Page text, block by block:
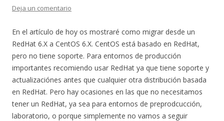
Deja un comentario
En el artículo de hoy os mostraré como migrar desde un
RedHat 6.X a CentOS 6.X. CentOS está basado en RedHat,
pero no tiene soporte. Para entornos de producción
importantes recomiendo usar RedHat ya que tiene soporte y
actualizaciónes antes que cualquier otra distribución basada
en RedHat. Pero hay ocasiones en las que no necesitamos
tener un RedHat, ya sea para entornos de preprodcucción,
laboratorio, o porque simplemente no vamos a seguir